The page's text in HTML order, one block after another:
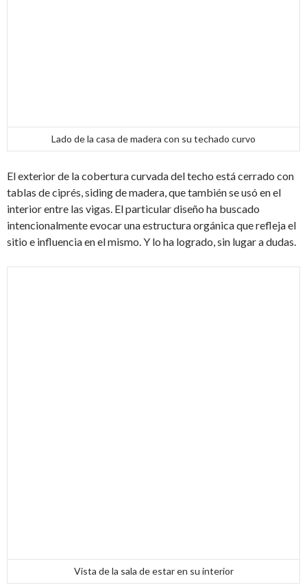
Lado de la casa de madera con su techado curvo
El exterior de la cobertura curvada del techo está cerrado con
tablas de ciprés, siding de madera, que también se usó en el
interior entre las vigas. El particular diseño ha buscado
intencionalmente evocar una estructura orgánica que refleja el
sitio e influencia en el mismo. Y lo ha logrado, sin lugar a dudas.
Vista de la sala de estar en su interior